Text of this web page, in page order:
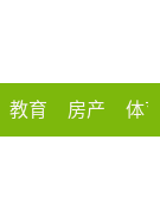
教育 房产 体